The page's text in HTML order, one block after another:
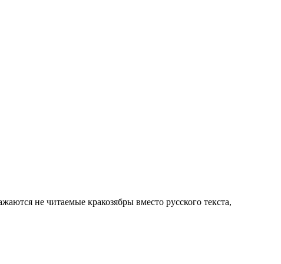
не читаемые кракозябры вместо русского текста,